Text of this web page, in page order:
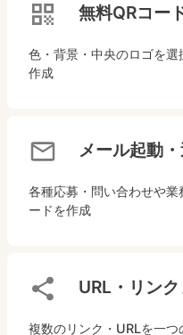
無料QRコー
色・背景・中央のロゴを
作成
メール起動
各種応募・問い合わせや
ードを作成
URL・リン
複数のリンク・URLを一つ